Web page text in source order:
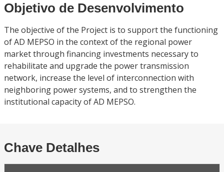
Objetivo de Desenvolvimento
The objective of the Project is to support the functioning
of AD MEPSO in the context of the regional power
market through financing investments necessary to
rehabilitate and upgrade the power transmission
network, increase the level of interconnection with
neighboring power systems, and to strengthen the
institutional capacity of AD MEPSO.
Chave Detalhes